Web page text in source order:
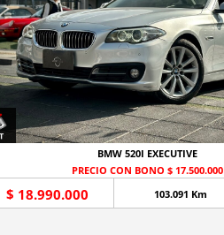
BMW 520I EXECUTIVE
PRECIO CON BONO $ 17.500.000
$ 18.990.000 103.091 Km